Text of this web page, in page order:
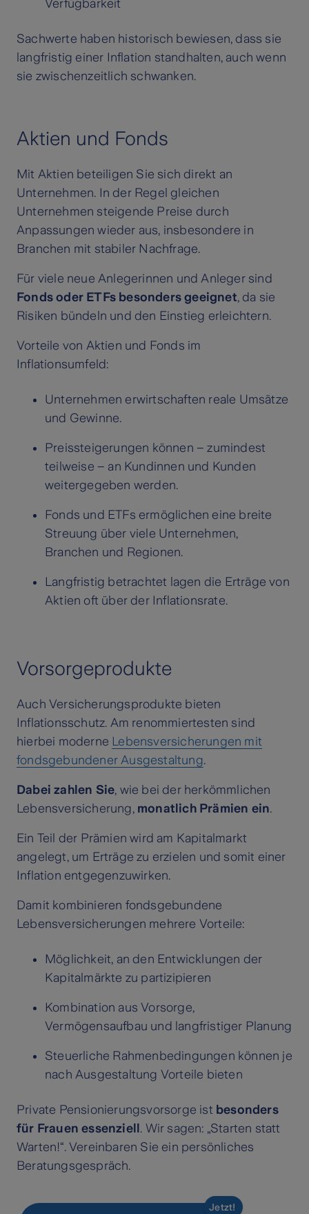
Verfügbarkeit
Sachwerte haben historisch bewiesen, dass sie
langfristig einer Inflation standhalten, auch wenn
sie zwischenzeitlich schwanken.
Aktien und Fonds
Mit Aktien beteiligen Sie sich direkt an
Unternehmen. In der Regel gleichen
Unternehmen steigende Preise durch
Anpassungen wieder aus, insbesondere in
Branchen mit stabiler Nachfrage.
Für viele neue Anlegerinnen und Anleger sind
Fonds oder ETFs besonders geeignet, da sie
Risiken bündeln und den Einstieg erleichtern.
Vorteile von Aktien und Fonds im
Inflationsumfeld:
Unternehmen erwirtschaften reale Umsätze
und Gewinne.
Preissteigerungen können – zumindest
teilweise – an Kundinnen und Kunden
weitergegeben werden.
Fonds und ETFs ermöglichen eine breite
Streuung über viele Unternehmen,
Branchen und Regionen.
Langfristig betrachtet lagen die Erträge von
Aktien oft über der Inflationsrate.
Vorsorgeprodukte
Auch Versicherungsprodukte bieten
Inflationsschutz. Am renommiertesten sind
hierbei moderne Lebensversicherungen mit
fondsgebundener Ausgestaltung.
Dabei zahlen Sie, wie bei der herkömmlichen
Lebensversicherung, monatlich Prämien ein.
Ein Teil der Prämien wird am Kapitalmarkt
angelegt, um Erträge zu erzielen und somit einer
Inflation entgegenzuwirken.
Damit kombinieren fondsgebundene
Lebensversicherungen mehrere Vorteile:
Möglichkeit, an den Entwicklungen der
Kapitalmärkte zu partizipieren
Kombination aus Vorsorge,
Vermögensaufbau und langfristiger Planung
Steuerliche Rahmenbedingungen können je
nach Ausgestaltung Vorteile bieten
Private Pensionierungsvorsorge ist besonders
für Frauen essenziell. Wir sagen: „Starten statt
Warten!“. Vereinbaren Sie ein persönliches
Beratungsgespräch.
Jetzt!